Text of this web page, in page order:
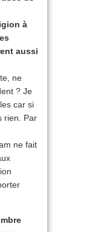
à
aussi
ne
? Je
car si
rien. Par
ne fait